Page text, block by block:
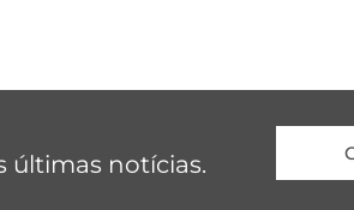
últimas notícias.